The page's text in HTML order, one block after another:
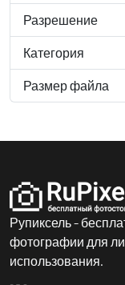
Разрешение
Категория
Размер файла
Рупиксель -
фотографии для
использования.